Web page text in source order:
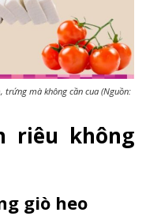
trứng mà không cần cua (Nguồn:
riêu không
giò heo